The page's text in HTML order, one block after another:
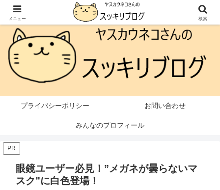
本ページはプロモーションが含まれています
プライバシーポリシー お問い合わせ
みんなのプロフィール
PR
眼鏡ユーザー必見！”メガネが曇らないマ
スク”に白色登場！
メニュー 検索